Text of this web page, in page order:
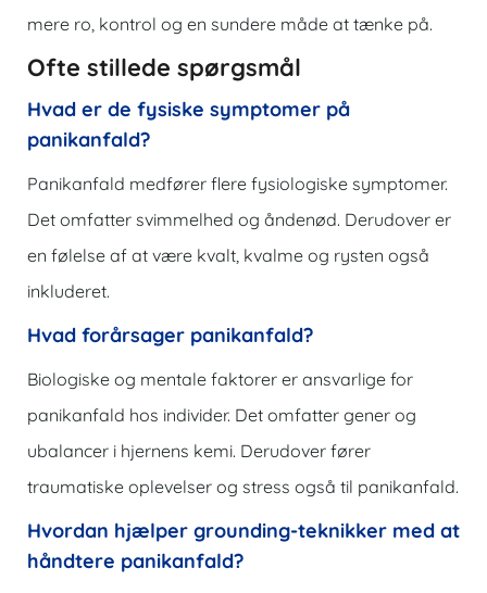
mere ro, kontrol og en sundere måde at tænke på.
Ofte stillede spørgsmål
Hvad er de fysiske symptomer på
panikanfald?
Panikanfald medfører flere fysiologiske symptomer.
Det omfatter svimmelhed og åndenød. Derudover er
en følelse af at være kvalt, kvalme og rysten også
inkluderet.
Hvad forårsager panikanfald?
Biologiske og mentale faktorer er ansvarlige for
panikanfald hos individer. Det omfatter gener og
ubalancer i hjernens kemi. Derudover fører
traumatiske oplevelser og stress også til panikanfald.
Hvordan hjælper grounding-teknikker med at
håndtere panikanfald?